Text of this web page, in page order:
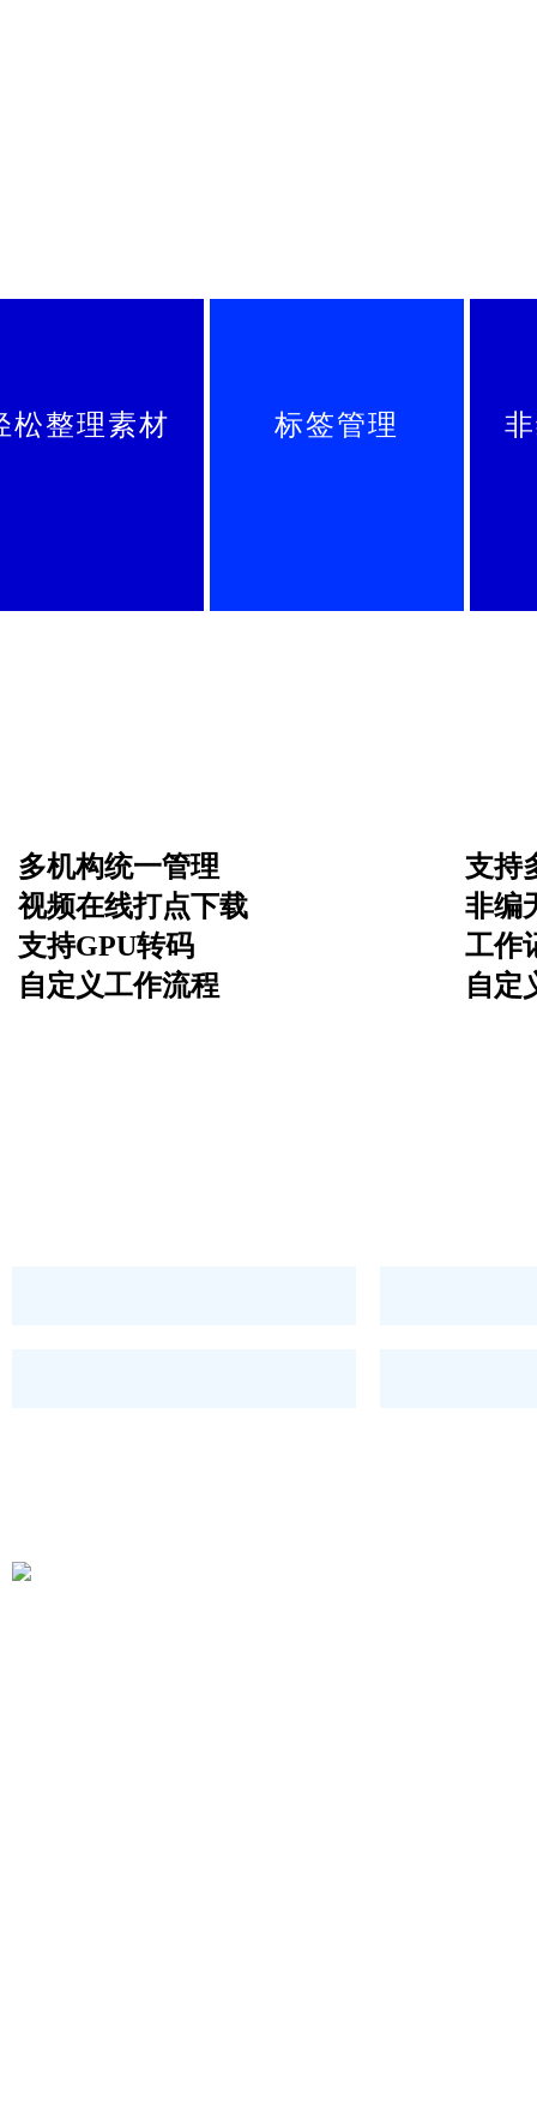
松整理素材 标签管理
多机构统一管理
支持
视频在线打点下载
非编
支持GPU转码
工作
自定义工作流程
自定